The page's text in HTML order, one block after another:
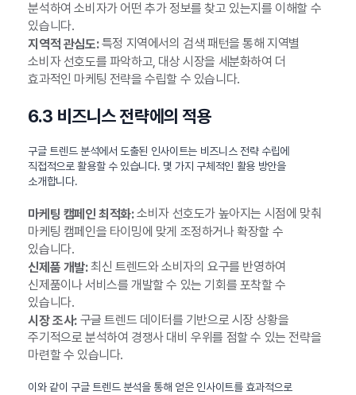
분석하여 소비자가 어떤 추가 정보를 찾고 있는지를 이해할 수
있습니다.
지역적 관심도:특정 지역에서의 검색 패턴을 통해 지역별
소비자 선호도를 파악하고, 대상 시장을 세분화하여 더
효과적인 마케팅 전략을 수립할 수 있습니다.
6.3 비즈니스 전략에의 적용
구글 트렌드 분석에서 도출된 인사이트는 비즈니스 전략 수립에
직접적으로 활용할 수 있습니다. 몇 가지 구체적인 활용 방안을
소개합니다.
마케팅 캠페인 최적화:소비자 선호도가 높아지는 시점에 맞춰
마케팅 캠페인을 타이밍에 맞게 조정하거나 확장할 수
있습니다.
신제품 개발:최신 트렌드와 소비자의 요구를 반영하여
신제품이나 서비스를 개발할 수 있는 기회를 포착할 수
있습니다.
시장 조사:구글 트렌드 데이터를 기반으로 시장 상황을
주기적으로 분석하여 경쟁사 대비 우위를 점할 수 있는 전략을
마련할 수 있습니다.
이와 같이 구글 트렌드 분석을 통해 얻은 인사이트를 효과적으로